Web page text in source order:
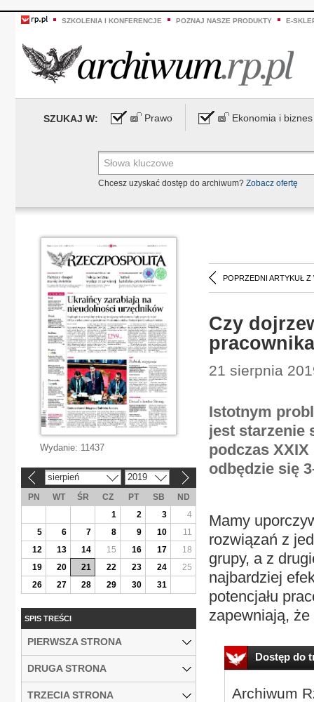
SZKOLENIA I KONFERENCJE POZNAJ NASZE PRODUKTY E-
SZUKAJ W: Prawo Ekonomia i biznes
Chcesz uzyskać dostęp do archiwum? Zobacz ofertę
POPRZEDNI ARTYKUŁ Z
Czy
21 sierpnia
Istotnym
jest starzenie
podczas
odbędzie się
Mamy
rozwiązań z
grupy, a z
najbardziej
potencjału
zapewniają,
Dostęp do
Archiwum
Wydanie: 11437
sierpień 2019
PN WT ŚR CZ PT SB
ND
1
2 3
4
5
6 7 8 9 10
11
12
13 14 15 16 17
18
19
20 21 22 23 24
25
26
27 28 29 30 31
SPIS TREŚCI
PIERWSZA STRONA
DRUGA STRONA
TRZECIA STRONA